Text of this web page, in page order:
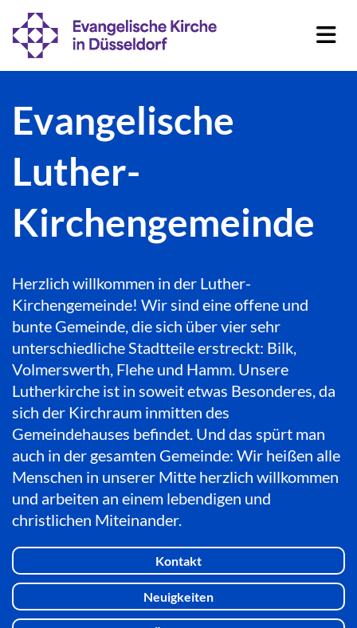
Evangelische
Luther-
Kirchengemeinde
Herzlich willkommen in der Luther-
Kirchengemeinde! Wir sind eine offene und
bunte Gemeinde, die sich über vier sehr
unterschiedliche Stadtteile erstreckt: Bilk,
Volmerswerth, Flehe und Hamm. Unsere
Lutherkirche ist in soweit etwas Besonderes, da
sich der Kirchraum inmitten des
Gemeindehauses befindet. Und das spürt man
auch in der gesamten Gemeinde: Wir heißen alle
Menschen in unserer Mitte herzlich willkommen
und arbeiten an einem lebendigen und
christlichen Miteinander.
Kontakt
Neuigkeiten